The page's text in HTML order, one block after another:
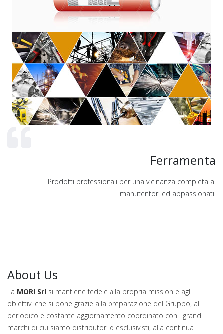
Ferramenta
Prodotti professionali per una vicinanza completa ai
manutentori ed appassionati.
About Us
La MORI Srl si mantiene fedele alla propria mission e agli
obiettivi che si pone grazie alla preparazione del Gruppo, al
periodico e costante aggiornamento coordinato con i grandi
marchi di cui siamo distributori o esclusivisti, alla continua